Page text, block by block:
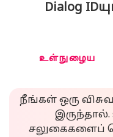
Dialog
உள்நுழைய
நீங்கள் ஒரு
சலுகைகளைப்